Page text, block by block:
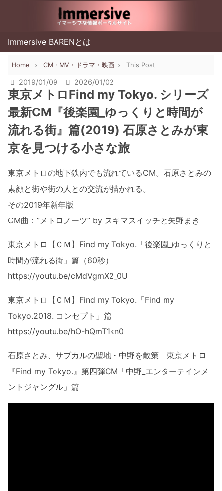
Immersive BARENとは
Home CM・MV・ドラマ・映画 This Post
2019/01/09 2026/01/02
東京メトロFind my Tokyo. シリーズ
最新CM『後楽園_ゆっくりと時間が
流れる街』篇(2019) 石原さとみが東
京を見つける小さな旅
東京メトロの地下鉄内でも流れているCM。石原さとみの
素顔と街や街の人との交流が描かれる。
その2019年新年版
CM曲：”メトロノーツ” by スキマスイッチと矢野まき
東京メトロ【ＣＭ】Find my Tokyo.「後楽園_ゆっくりと
時間が流れる街」篇（60秒）
https://youtu.be/cMdVgmX2_0U
東京メトロ【ＣＭ】Find my Tokyo.「Find my
Tokyo.2018. コンセプト」篇
https://youtu.be/hO-hQmT1kn0
石原さとみ、サブカルの聖地・中野を散策 東京メトロ
『Find my Tokyo.』第四弾CM「中野_エンターテインメ
ントジャングル」篇